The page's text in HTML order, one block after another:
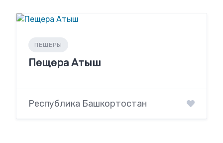
ПЕЩЕРЫ
Пещера Атыш
Республика Башкортостан